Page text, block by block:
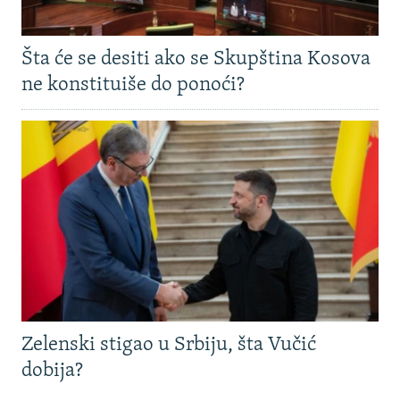
Šta će se desiti ako se Skupština Kosova
ne konstituiše do ponoći?
Zelenski stigao u Srbiju, šta Vučić
dobija?